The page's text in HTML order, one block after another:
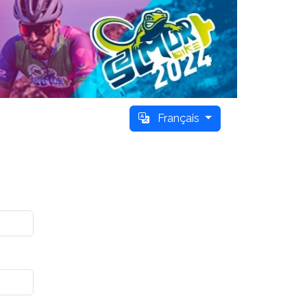
Français